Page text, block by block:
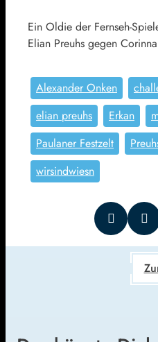
Ein Oldie der Fernseh-
Elian Preuhs gegen
Alexander Onken
elian preuhs
Erkan
Paulaner Festzelt
wirsindwiesn